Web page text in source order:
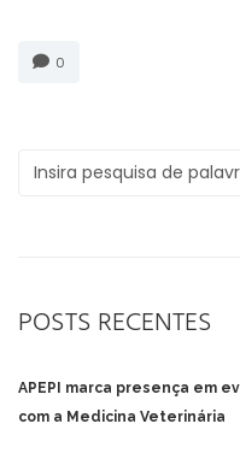
0
POSTS RECENTES
APEPI marca presença em
com a Medicina Veterinária